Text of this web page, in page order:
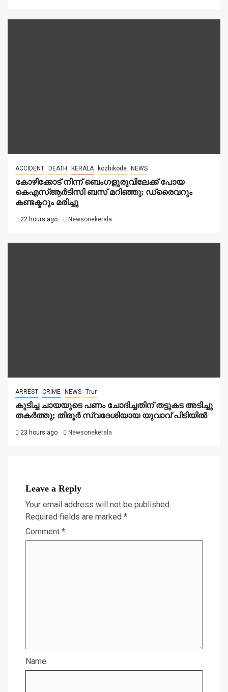
ACCIDENT DEATH KERALA kozhikode NEWS
കോഴിക്കോട് നിന്ന് ബെംഗളൂരുവിലേക്ക് പോയ
കെഎസ്ആർടിസി ബസ് മറിഞ്ഞു; ഡ്രൈവറും
കണ്ടക്ടറും മരിച്ചു
22 hours ago Newsonekerala
ARREST CRIME NEWS Trur
കുടിച്ച ചായയുടെ പണം ചോദിച്ചതിന് തട്ടുകട അടിച്ചു
തകർത്തു; തിരൂർ സ്വദേശിയായ യുവാവ് പിടിയിൽ
23 hours ago Newsonekerala
Leave a Reply
Your email address will not be published.
Required fields are marked *
Comment *
Name